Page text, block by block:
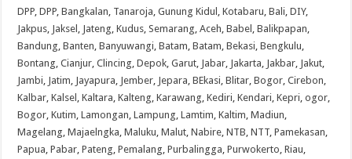
DPP ,DPP ,Bangkalan Tanaroja ,Gunung Kidul ,Kotabaru ,Bali ,DIY,
Jakpus Jaksel Jateng ,Kudus ,Semarang ,Aceh ,Babel ,Balikpapan
Bandung ,Banten ,Banyuwangi ,Batam ,Batam ,Bekasi ,Bengkulu
Bontang ,Cianjur ,Clincing ,Depok ,Garut Jabar Jakarta Jakbar Jakut
Jambi Jatim Jayapura Jember Jepara ,BEkasi ,Blitar ,Bogor ,Cirebon
Kalbar ,Kalsel ,Kaltara ,Kalteng ,Karawang ,Kediri ,Kendari ,Kepri ,ogor
Bogor ,Kutim ,Lamongan ,Lampung ,Lamtim ,Kaltim ,Madiun
Magelang ,Majaelngka ,Maluku ,Malut ,Nabire ,NTB ,NTT ,Pamekasan
Papua ,Pabar ,Pateng ,Pemalang ,Purbalingga ,Purwokerto ,Riau